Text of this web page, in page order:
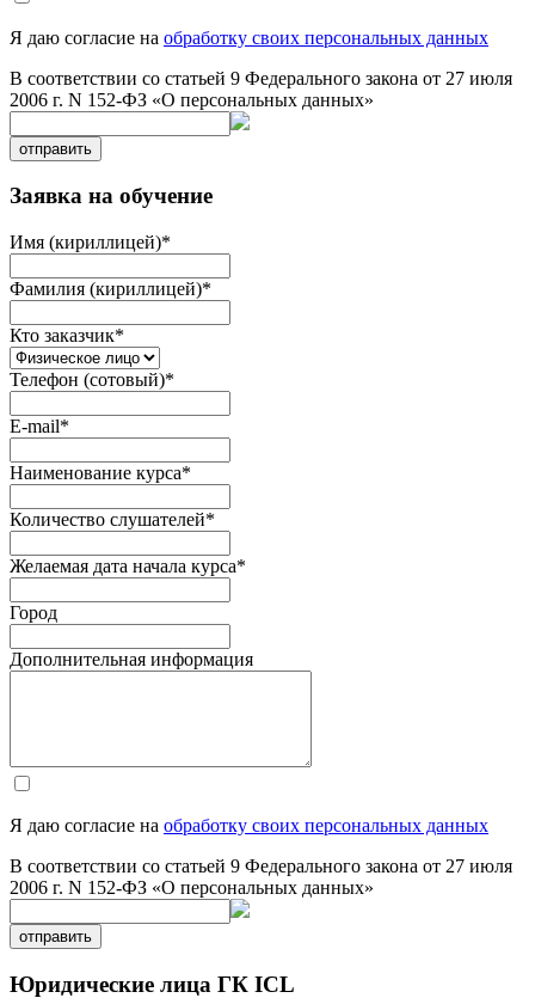
Я даю согласие на обработку своих персональных данных
В соответствии со статьей 9 Федерального закона от 27 июля
2006 г. N 152-ФЗ «О персональных данных»
отправить
Заявка на обучение
Имя (кириллицей)*
Фамилия (кириллицей)*
Кто заказчик*
Телефон (сотовый)*
E-mail*
Наименование курса*
Количество слушателей*
Желаемая дата начала курса*
Город
Дополнительная информация
Я даю согласие на обработку своих персональных данных
В соответствии со статьей 9 Федерального закона от 27 июля
2006 г. N 152-ФЗ «О персональных данных»
отправить
Юридические лица ГК ICL